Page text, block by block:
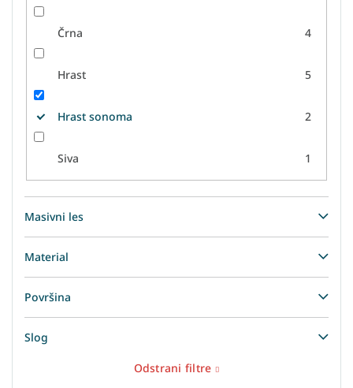
Črna 4
Hrast 5
Hrast sonoma 2
Siva 1
Masivni les
Material
Površina
Slog
Odstrani filtre